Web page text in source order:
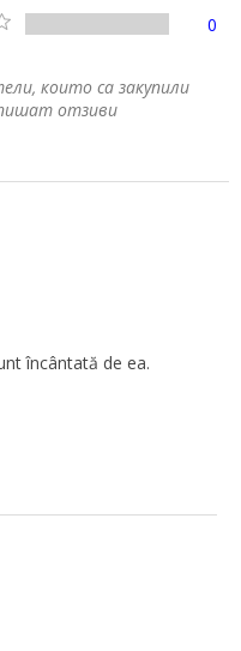
0
които са закупили
отзиви
încântată de ea.